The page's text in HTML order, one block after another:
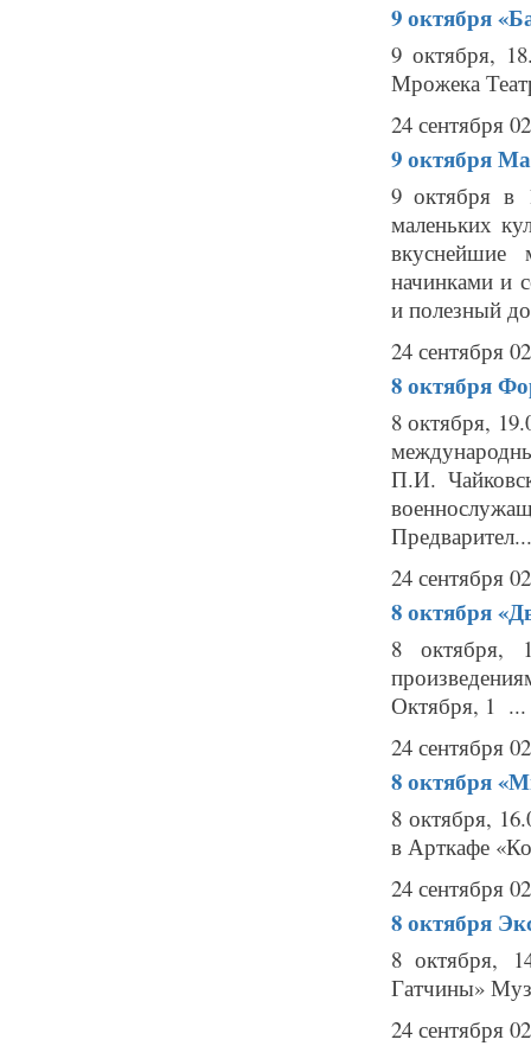
9 октября
9 октября,
Мрожека
24 сентября
9 октября
9 октября в
маленьких
вкуснейшие
начинками и
и полезный
24 сентября
8 октября
8 октября,
П.И.
Предварител...
24 сентября
8 октября
8 октября,
Октября, 1 ...
24 сентября
8 октября
8 октября,
в Арткафе
24 сентября
8 октября
8 октября,
Гатчины»
24 сентября